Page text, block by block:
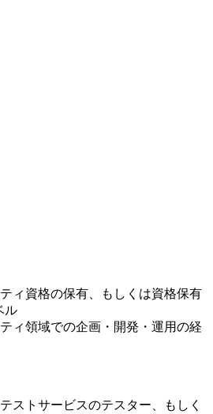
ィ資格の保有、もしくは資格保有
ル
ィ領域での企画・開発・運用の経
ストサービスのテスター、もしく